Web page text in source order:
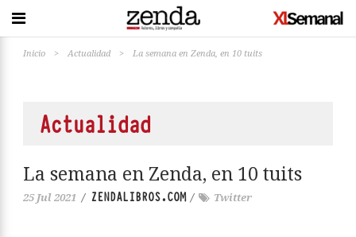
Inicio > Actualidad > La semana en Zenda, en 10 tuits
Actualidad
La semana en Zenda, en 10 tuits
25 Jul 2021 / ZENDALIBROS.COM/ Twitter